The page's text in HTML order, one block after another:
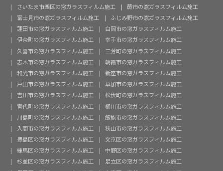
さいたま市西区の窓ガラスフィルム施工
蕨市の窓ガラスフィルム施工
富士見市の窓ガラスフィルム施工
ふじみ野市の窓ガラスフィルム施工
蓮田市の窓ガラスフィルム施工
白岡市の窓ガラスフィルム施工
伊奈町の窓ガラスフィルム施工
幸手市の窓ガラスフィルム施工
久喜市の窓ガラスフィルム施工
三芳町の窓ガラスフィルム施工
志木市の窓ガラスフィルム施工
朝霞市の窓ガラスフィルム施工
和光市の窓ガラスフィルム施工
新座市の窓ガラスフィルム施工
戸田市の窓ガラスフィルム施工
草加市の窓ガラスフィルム施工
吉川市の窓ガラスフィルム施工
松伏町の窓ガラスフィルム施工
宮代町の窓ガラスフィルム施工
桶川市の窓ガラスフィルム施工
川島町の窓ガラスフィルム施工
飯能市の窓ガラスフィルム施工
入間市の窓ガラスフィルム施工
狭山市の窓ガラスフィルム施工
豊島区の窓ガラスフィルム施工
文京区の窓ガラスフィルム施工
練馬区の窓ガラスフィルム施工
中野区の窓ガラスフィルム施工
杉並区の窓ガラスフィルム施工
足立区の窓ガラスフィルム施工